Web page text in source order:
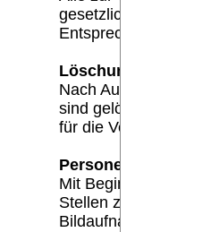
gesetzlichen
Entsprechend
Löschung / Recht
Nach Austritt
sind gelöscht. Jede
für die Verarbeitung
Personenbezogene
Mit Beginn der
Stellen zwecks
Bildaufnahmen im